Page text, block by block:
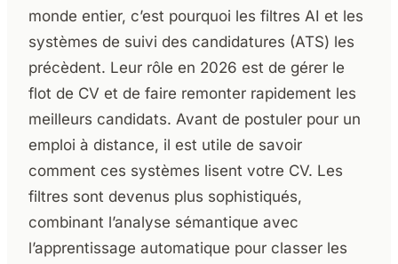
monde entier, c’est pourquoi les filtres AI et les
systèmes de suivi des candidatures (ATS) les
précèdent. Leur rôle en 2026 est de gérer le
flot de CV et de faire remonter rapidement les
meilleurs candidats. Avant de postuler pour un
emploi à distance, il est utile de savoir
comment ces systèmes lisent votre CV. Les
filtres sont devenus plus sophistiqués,
combinant l’analyse sémantique avec
l’apprentissage automatique pour classer les